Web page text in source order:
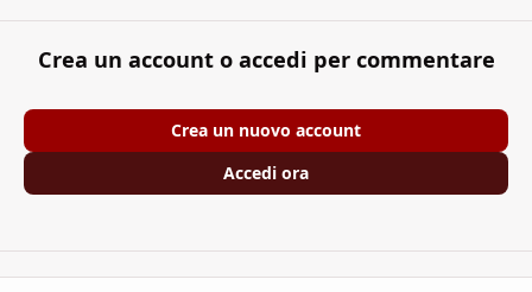
Crea un account o accedi per commentare
Crea un nuovo account
Accedi ora